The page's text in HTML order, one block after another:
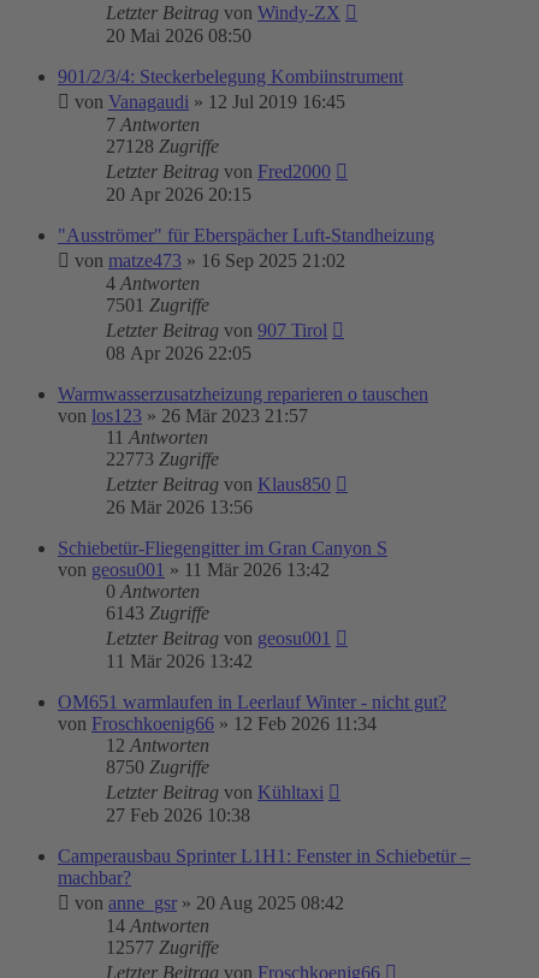
Letzter Beitrag von Windy-ZX
20 Mai 2026 08:50
901/2/3/4: Steckerbelegung Kombiinstrument
von Vanagaudi » 12 Jul 2019 16:45
7 Antworten
27128 Zugriffe
Letzter Beitrag von Fred2000
20 Apr 2026 20:15
"Ausströmer" für Eberspächer Luft-Standheizung
von matze473 » 16 Sep 2025 21:02
4 Antworten
7501 Zugriffe
Letzter Beitrag von 907 Tirol
08 Apr 2026 22:05
Warmwasserzusatzheizung reparieren o tauschen
von los123 » 26 Mär 2023 21:57
11 Antworten
22773 Zugriffe
Letzter Beitrag von Klaus850
26 Mär 2026 13:56
Schiebetür-Fliegengitter im Gran Canyon S
von geosu001 » 11 Mär 2026 13:42
0 Antworten
6143 Zugriffe
Letzter Beitrag von geosu001
11 Mär 2026 13:42
OM651 warmlaufen in Leerlauf Winter - nicht gut?
von Froschkoenig66 » 12 Feb 2026 11:34
12 Antworten
8750 Zugriffe
Letzter Beitrag von Kühltaxi
27 Feb 2026 10:38
Camperausbau Sprinter L1H1: Fenster in Schiebetür –
machbar?
von anne_gsr » 20 Aug 2025 08:42
14 Antworten
12577 Zugriffe
Letzter Beitrag von Froschkoenig66